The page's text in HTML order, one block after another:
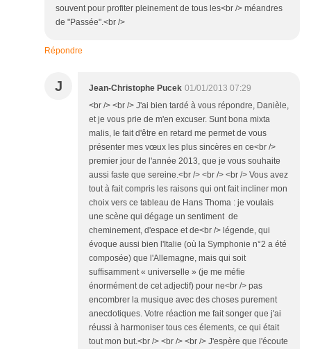
souvent pour profiter pleinement de tous les<br /> méandres
de "Passée".<br />
Répondre
J Jean-Christophe Pucek 01/01/2013 07:29
<br /> <br /> J'ai bien tardé à vous répondre, Danièle,
et je vous prie de m'en excuser. Sunt bona mixta
malis, le fait d'être en retard me permet de vous
présenter mes vœux les plus sincères en ce<br />
premier jour de l'année 2013, que je vous souhaite
aussi faste que sereine.<br /> <br /> <br /> Vous avez
tout à fait compris les raisons qui ont fait incliner mon
choix vers ce tableau de Hans Thoma : je voulais
une scène qui dégage un sentiment de
cheminement, d'espace et de<br /> légende, qui
évoque aussi bien l'Italie (où la Symphonie n°2 a été
composée) que l'Allemagne, mais qui soit
suffisamment « universelle » (je me méfie
énormément de cet adjectif) pour ne<br /> pas
encombrer la musique avec des choses purement
anecdotiques. Votre réaction me fait songer que j'ai
réussi à harmoniser tous ces élements, ce qui était
tout mon but.<br /> <br /> <br /> J'espère que l'écoute